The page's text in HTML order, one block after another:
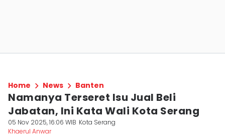
Home News Banten
Namanya Terseret Isu Jual Beli
Jabatan, Ini Kata Wali Kota Serang
05 Nov 2025, 16:06 WIB Kota Serang
Khaerul Anwar